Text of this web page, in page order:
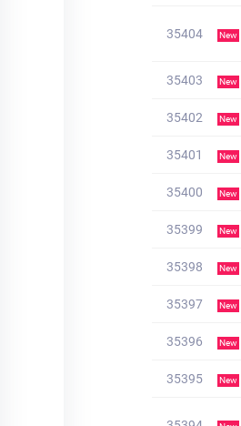
35404 New
35403 New
35402 New
35401 New
35400 New
35399 New
35398 New
35397 New
35396 New
35395 New